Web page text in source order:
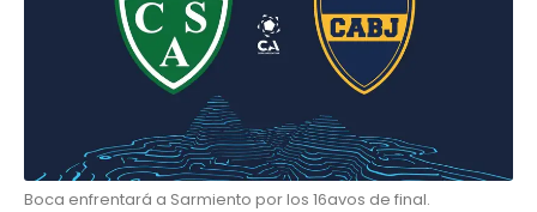
Boca enfrentará a Sarmiento por los 16avos de final.